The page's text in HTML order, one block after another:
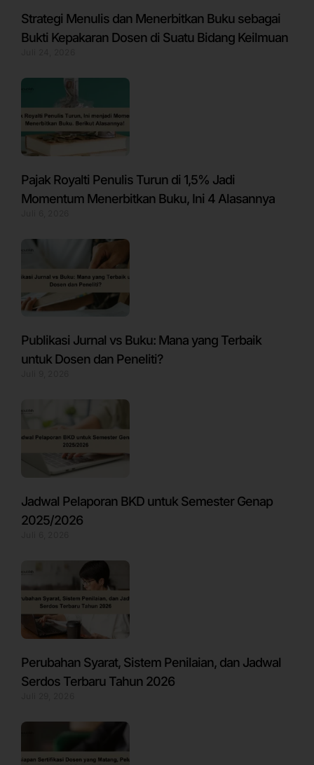
Strategi Menulis dan Menerbitkan Buku sebagai
Bukti Kepakaran Dosen di Suatu Bidang Keilmuan
Pajak Royalti Penulis Turun di 1,5% Jadi
Momentum Menerbitkan Buku, Ini 4 Alasannya
Publikasi Jurnal vs Buku: Mana yang Terbaik
untuk Dosen dan Peneliti?
Jadwal Pelaporan BKD untuk Semester Genap
2025/2026
Perubahan Syarat, Sistem Penilaian, dan Jadwal
Serdos Terbaru Tahun 2026